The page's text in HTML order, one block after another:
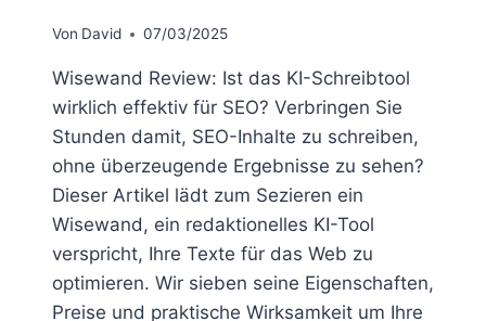
Von David 07/03/2025
Wisewand Review: Ist das KI-Schreibtool
wirklich effektiv für SEO? Verbringen Sie
Stunden damit, SEO-Inhalte zu schreiben,
ohne überzeugende Ergebnisse zu sehen?
Dieser Artikel lädt zum Sezieren ein
Wisewand, ein redaktionelles KI-Tool
verspricht, Ihre Texte für das Web zu
optimieren. Wir sieben seine Eigenschaften,
Preise und praktische Wirksamkeit um Ihre